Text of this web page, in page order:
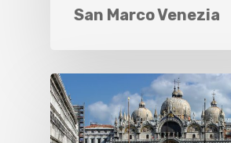
San Marco Venezia